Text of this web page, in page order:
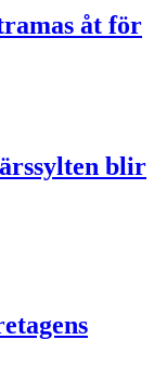
åt för
blir